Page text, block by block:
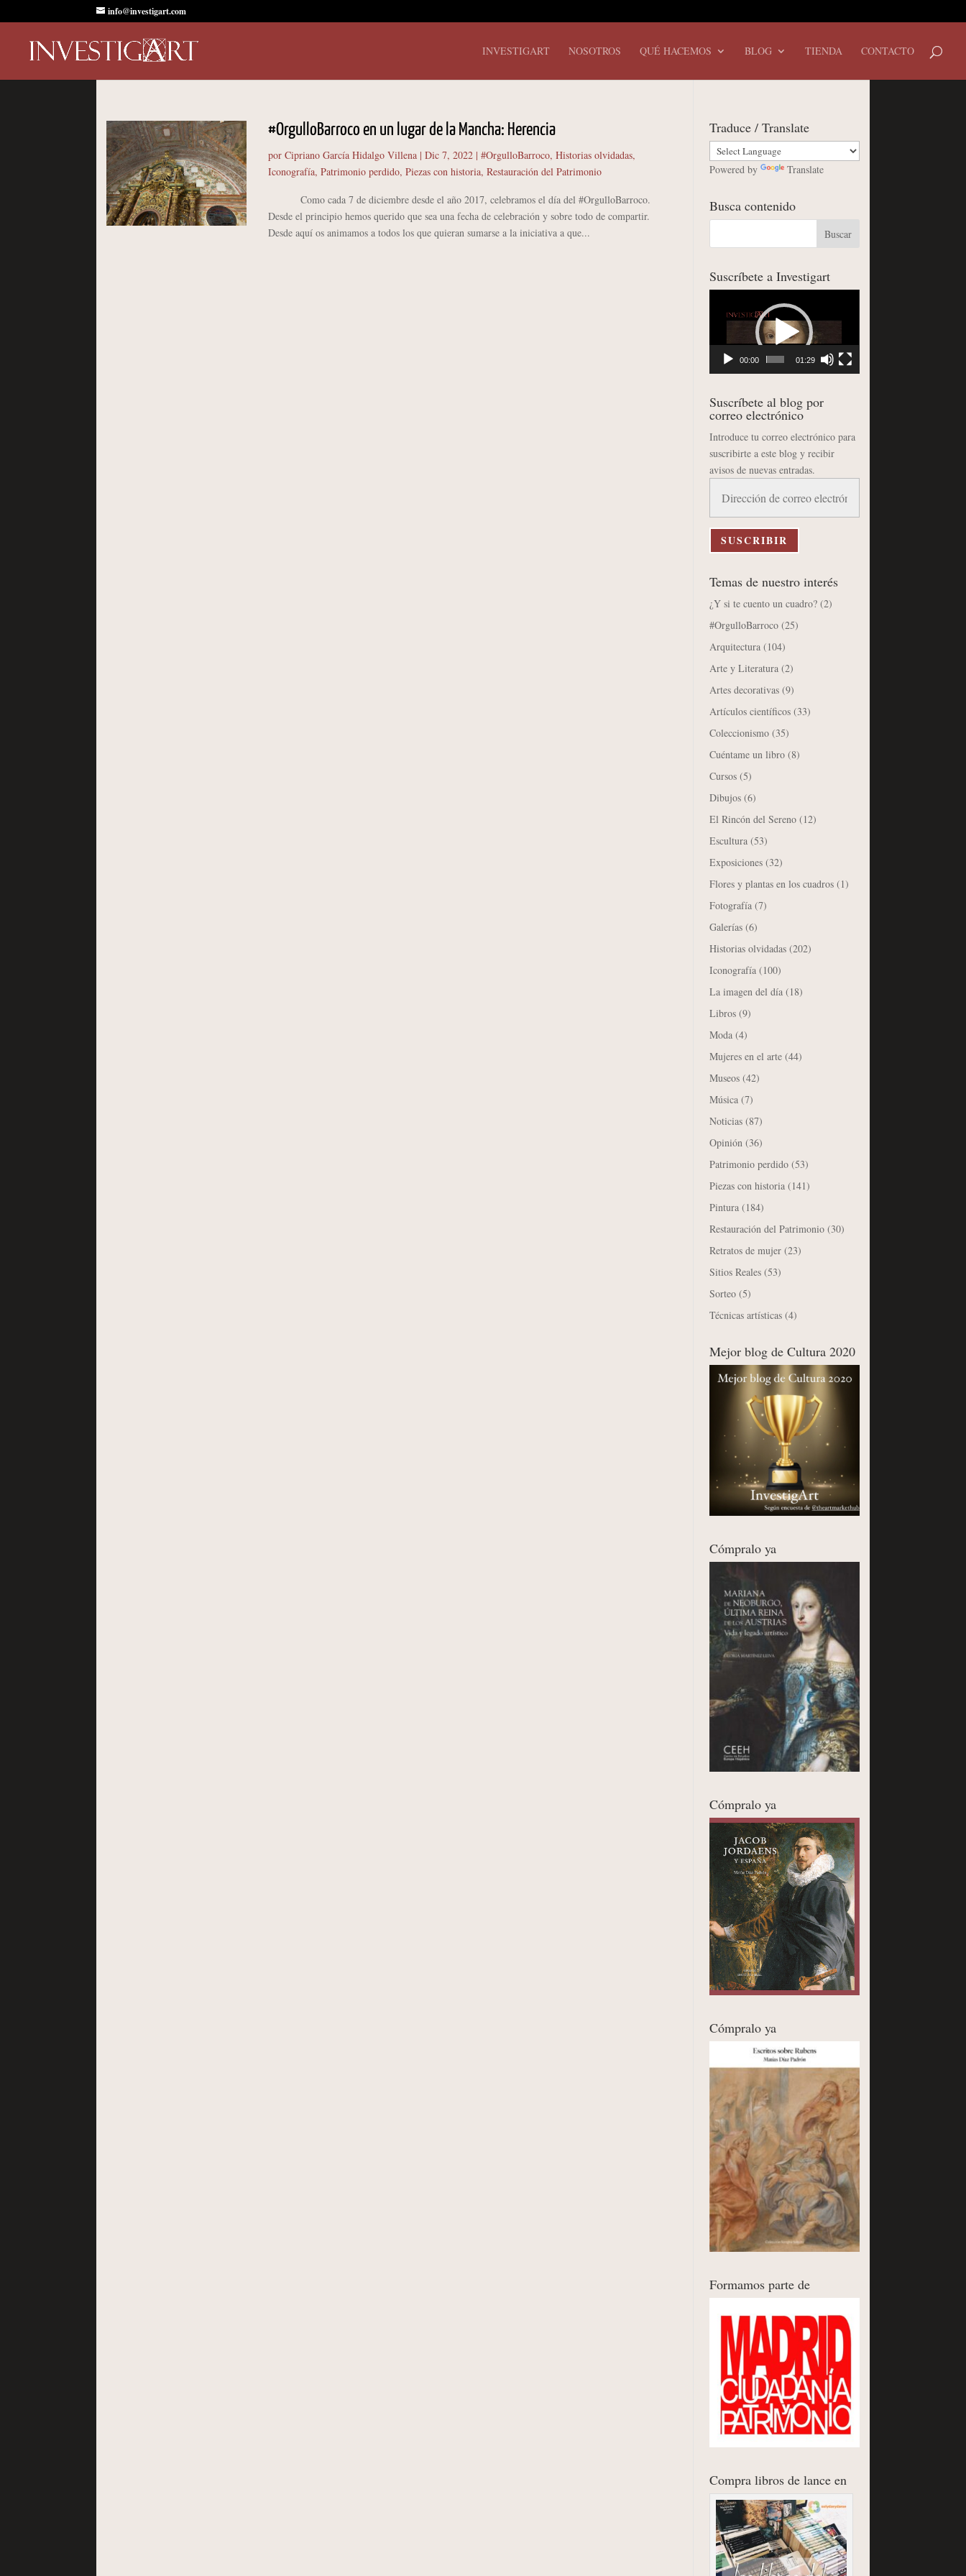
info@investigart.com
INVESTIGART NOSOTROS QUÉ HACEMOS BLOG TIENDA CONTACTO
#OrgulloBarroco en un lugar de la Mancha: Herencia
por Cipriano García Hidalgo Villena| Dic 7, 2022| #OrgulloBarroco, Historias olvidadas,
Iconografía, Patrimonio perdido, Piezas con historia, Restauración del Patrimonio
Como cada 7 de diciembre desde el año 2017, celebramos el día del #OrgulloBarroco.
Desde el principio hemos querido que sea una fecha de celebración y sobre todo de compartir.
Desde aquí os animamos a todos los que quieran sumarse a la iniciativa a que...
Traduce / Translate
Powered by Translate
Busca contenido
Suscríbete a Investigart
00:00 01:29
Suscríbete al blog por
correo electrónico
Introduce tu correo electrónico para
suscribirte a este blog y recibir
avisos de nuevas entradas.
correo
electrónico
SUSCRIBIR
Temas de nuestro interés
¿Y si te cuento un cuadro? (2)
#OrgulloBarroco (25)
Arquitectura (104)
Arte y Literatura (2)
Artes decorativas (9)
Artículos científicos (33)
Coleccionismo (35)
Cuéntame un libro (8)
Cursos (5)
Dibujos (6)
El Rincón del Sereno (12)
Escultura (53)
Exposiciones (32)
Flores y plantas en los cuadros (1)
Fotografía (7)
Galerías (6)
Historias olvidadas (202)
Iconografía (100)
La imagen del día (18)
Libros (9)
Moda (4)
Mujeres en el arte (44)
Museos (42)
Música (7)
Noticias (87)
Opinión (36)
Patrimonio perdido (53)
Piezas con historia (141)
Pintura (184)
Restauración del Patrimonio (30)
Retratos de mujer (23)
Sitios Reales (53)
Sorteo (5)
Técnicas artísticas (4)
Mejor blog de Cultura 2020
Cómpralo ya
Cómpralo ya
Cómpralo ya
Formamos parte de
Compra libros de lance en